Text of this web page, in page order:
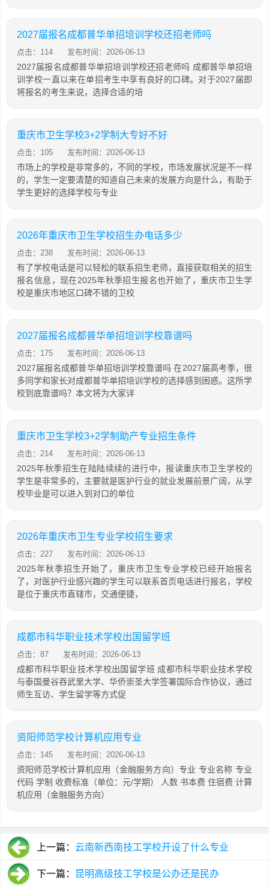
2027届报名成都普华单招培训学校还招老师吗
点击：114 发布时间：2026-06-13
2027届报名成都普华单招培训学校还招老师吗 成都普华单招培
训学校一直以来在单招考生中享有良好的口碑。对于2027届即
将报名的考生来说，选择合适的培
重庆市卫生学校3+2学制大专好不好
点击：105 发布时间：2026-06-13
市场上的学校是非常多的，不同的学校，市场发展状况是不一样
的，学生一定要清楚的知道自己未来的发展方向是什么，有助于
学生更好的选择学校与专业
2026年重庆市卫生学校招生办电话多少
点击：238 发布时间：2026-06-13
有了学校电话是可以轻松的联系招生老师，直接获取相关的招生
报名信息，现在2025年秋季招生报名也开始了，重庆市卫生学
校是重庆市地区口碑不错的卫校
2027届报名成都普华单招培训学校靠谱吗
点击：175 发布时间：2026-06-13
2027届报名成都普华单招培训学校靠谱吗 在2027届高考季，很
多同学和家长对成都普华单招培训学校的选择感到困惑。这所学
校到底靠谱吗？本文将为大家详
重庆市卫生学校3+2学制助产专业招生条件
点击：214 发布时间：2026-06-13
2025年秋季招生在陆陆续续的进行中，报读重庆市卫生学校的
学生是非常多的，主要就是医护行业的就业发展前景广阔，从学
校毕业是可以进入到对口的单位
2026年重庆市卫生专业学校招生要求
点击：227 发布时间：2026-06-13
2025年秋季招生开始了，重庆市卫生专业学校已经开始报名
了，对医护行业感兴趣的学生可以联系首页电话进行报名，学校
是位于重庆市直辖市，交通便捷，
成都市科华职业技术学校出国留学班
点击：87 发布时间：2026-06-13
成都市科华职业技术学校出国留学班 成都市科华职业技术学校
与泰国曼谷吞武里大学、华侨崇圣大学签署国际合作协议，通过
师生互访、学生留学等方式促
资阳师范学校计算机应用专业
点击：145 发布时间：2026-06-13
资阳师范学校计算机应用（金融服务方向）专业 专业名称 专业
代码 学制 收费标准（单位：元/学期） 人数 书本费 住宿费 计算
机应用（金融服务方向）
上一篇： 云南新西南技工学校开设了什么专业
下一篇： 昆明高级技工学校是公办还是民办